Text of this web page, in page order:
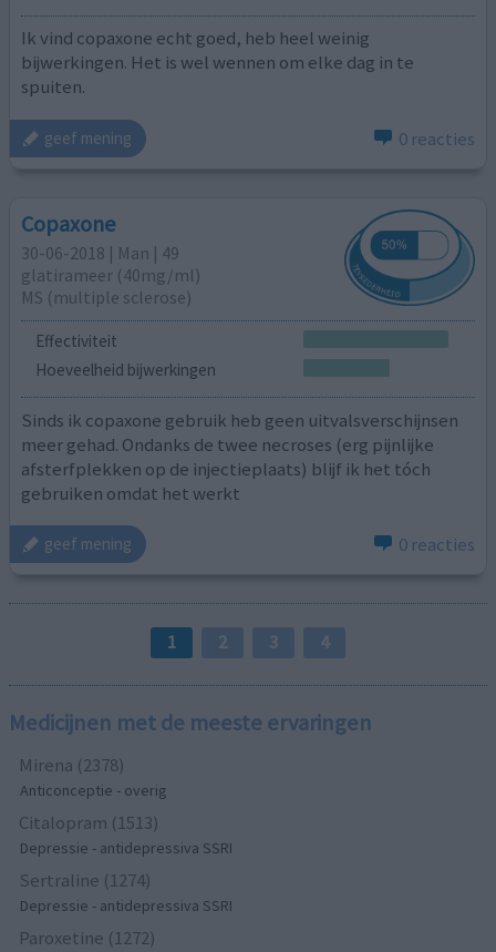
Ik vind copaxone echt goed, heb heel weinig
bijwerkingen. Het is wel wennen om elke dag in te
spuiten.
geef mening 0 reacties
Copaxone
30-06-2018 | Man | 49
glatirameer (40mg/ml)
MS (multiple sclerose)
Effectiviteit
Hoeveelheid bijwerkingen
Sinds ik copaxone gebruik heb geen uitvalsverschijnsen
meer gehad. Ondanks de twee necroses (erg pijnlijke
afsterfplekken op de injectieplaats) blijf ik het tóch
gebruiken omdat het werkt
geef mening 0 reacties
1 2 3 4
Medicijnen met de meeste ervaringen
Mirena (2378)
Anticonceptie - overig
Citalopram (1513)
Depressie - antidepressiva SSRI
Sertraline (1274)
Depressie - antidepressiva SSRI
Paroxetine (1272)